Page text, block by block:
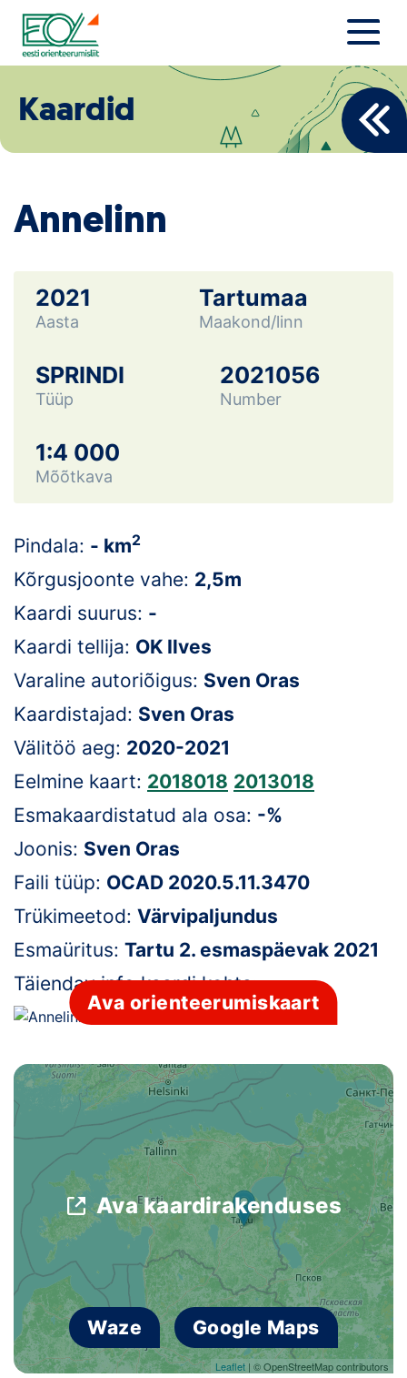
Liigu
sisu
juurde
Estonian Orienteering Federation
Eesti Orienteerumine 100!
Toetamine
Telli litsents!
Noored
Loha
Kontakt
Galerii
Kaardid
Koondised
Tule klubisse!
Tulemused
Dokumendid
Klubid
Suletud maastikud
Ajalugu
Koolitused
OTSI
Kaardid
Annelinn
2021
Aasta
Tartumaa
Maakond/linn
SPRINDI
Tüüp
2021056
Number
1:4 000
Mõõtkava
Pindala: - km2
Kõrgusjoonte vahe: 2,5m
Kaardi suurus: -
Kaardi tellija: OK Ilves
Varaline autoriõigus: Sven Oras
Kaardistajad: Sven Oras
Välitöö aeg: 2020-2021
Eelmine kaart: 2018018 2013018
Esmakaardistatud ala osa: -%
Joonis: Sven Oras
Faili tüüp: OCAD 2020.5.11.3470
Trükimeetod: Värvipaljundus
Esmaüritus: Tartu 2. esmaspäevak 2021
Täiendav info kaardi kohta:-
Ava orienteerumiskaart
Leaflet | © OpenStreetMap contributors
Ava kaardirakenduses
Waze Google Maps